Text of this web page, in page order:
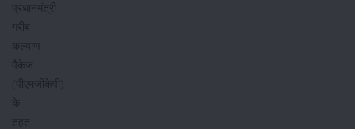
प्रधानमंत्री
गरीब
कल्याण
पैकेज
(पीएमजीकेपी)
के
तहत